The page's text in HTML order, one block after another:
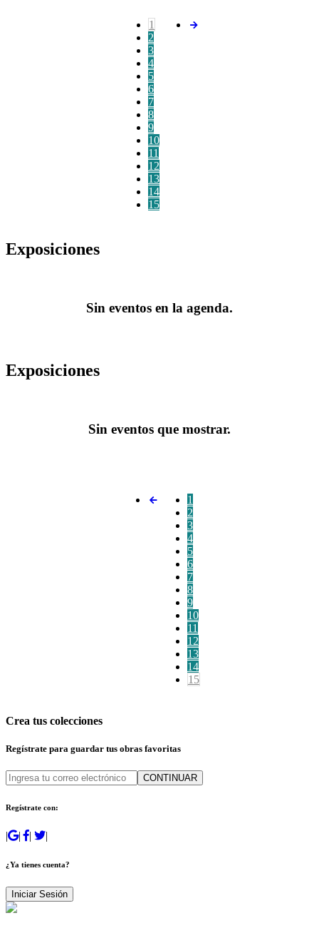
1
2
3
4
5
6
7
8
9
10
11
12
13
14
15
Exposiciones
Sin eventos en la agenda.
Exposiciones
Sin eventos que mostrar.
1
2
3
4
5
6
7
8
9
10
11
12
13
14
15
Crea tus colecciones
Regístrate para guardar tus obras favoritas
CONTINUAR
Regístrate con:
| | | |
¿Ya tienes cuenta?
Iniciar Sesión